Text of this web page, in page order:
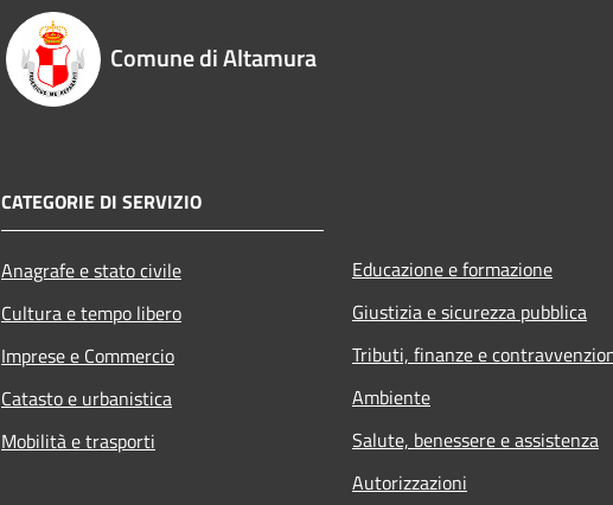
Comune di Altamura
CATEGORIE DI SERVIZIO
Anagrafe e stato civile
Cultura e tempo libero
Imprese e Commercio
Catasto e urbanistica
Mobilità e trasporti
Educazione e formazione
Giustizia e sicurezza pubblica
Tributi, finanze e
Ambiente
Salute, benessere e assistenza
Autorizzazioni